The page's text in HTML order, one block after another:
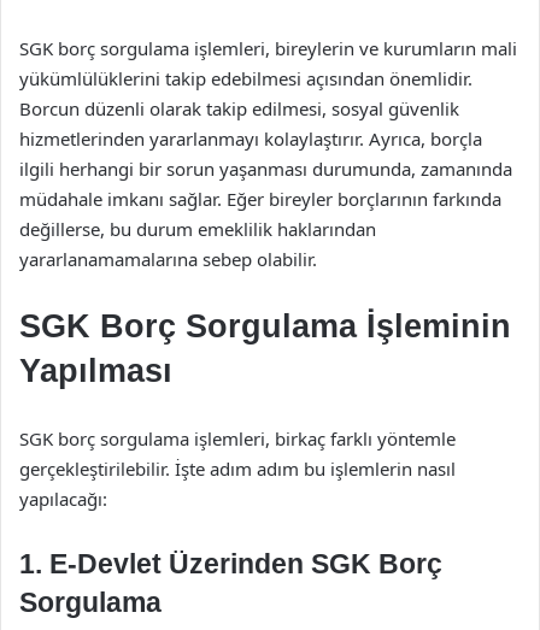
SGK borç sorgulama işlemleri, bireylerin ve kurumların mali
yükümlülüklerini takip edebilmesi açısından önemlidir.
Borcun düzenli olarak takip edilmesi, sosyal güvenlik
hizmetlerinden yararlanmayı kolaylaştırır. Ayrıca, borçla
ilgili herhangi bir sorun yaşanması durumunda, zamanında
müdahale imkanı sağlar. Eğer bireyler borçlarının farkında
değillerse, bu durum emeklilik haklarından
yararlanamamalarına sebep olabilir.
SGK Borç Sorgulama İşleminin
Yapılması
SGK borç sorgulama işlemleri, birkaç farklı yöntemle
gerçekleştirilebilir. İşte adım adım bu işlemlerin nasıl
yapılacağı:
1. E-Devlet Üzerinden SGK Borç
Sorgulama